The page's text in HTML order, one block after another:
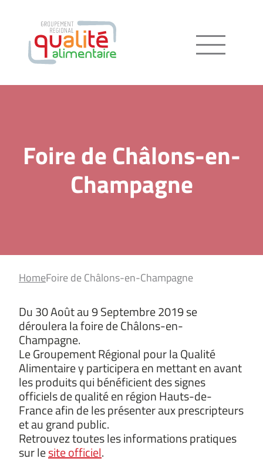
Menu
Foire de Châlons-en-
Champagne
HomeFoire de Châlons-en-Champagne
Du 30 Août au 9 Septembre 2019 se
déroulera la foire de Châlons-en-
Champagne.
Le Groupement Régional pour la Qualité
Alimentaire y participera en mettant en avant
les produits qui bénéficient des signes
officiels de qualité en région Hauts-de-
France afin de les présenter aux prescripteurs
et au grand public.
Retrouvez toutes les informations pratiques
sur lesite officiel.